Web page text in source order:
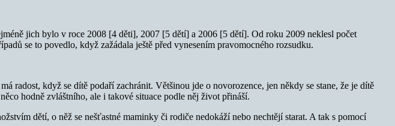
jich bylo v roce 2008 [4 děti], 2007 [5 dětí] a 2006 [5 dětí]. Od roku 2009 neklesl počet
se to povedlo, když zažádala ještě před vynesením pravomocného rozsudku.
když se dítě podaří zachránit. Většinou jde o novorozence, jen někdy se stane, že je dítě
hodně zvláštního, ale i takové situace podle něj život přináší.
dětí, o něž se nešťastné maminky či rodiče nedokáží nebo nechtějí starat. A tak s pomocí